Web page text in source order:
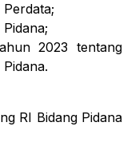
2023 tentang
RI Bidang Pidana